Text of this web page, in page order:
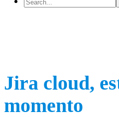
Jira cloud,
momento